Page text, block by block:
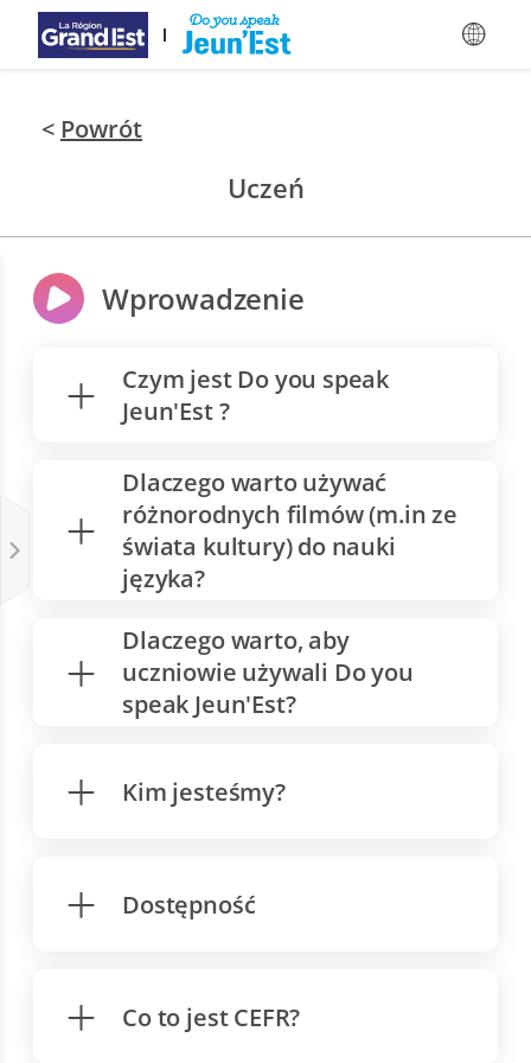
Pomiń i przejdź do treści głównej
< Powrót
Uczeń
Wprowadzenie
Czym jest Do you speak
Jeun'Est ?
Dlaczego warto używać
różnorodnych filmów (m.in ze
świata kultury) do nauki
języka?
Dlaczego warto, aby
uczniowie używali Do you
speak Jeun'Est?
Kim jesteśmy?
Dostępność
Co to jest CEFR?